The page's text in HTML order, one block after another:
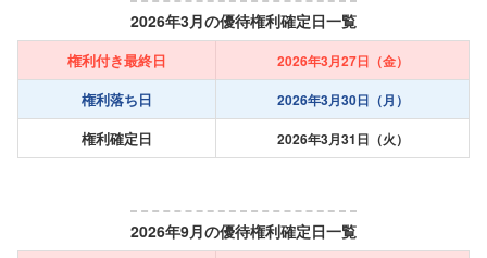
2026年3月の優待権利確定日一覧
権利付き最終日 2026年3月27日（金）
権利落ち日 2026年3月30日（月）
権利確定日 2026年3月31日（火）
2026年9月の優待権利確定日一覧